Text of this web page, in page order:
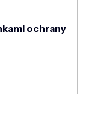
ochrany